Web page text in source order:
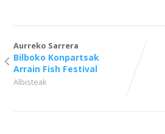
Aurreko Sarrera
Bilboko Konpartsak
Arrain Fish Festival
Albisteak